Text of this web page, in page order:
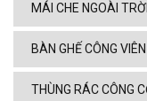
MÁI CHE NGOÀI TRỜI
BÀN GHẾ CÔNG VIÊN
THÙNG RÁC CÔNG